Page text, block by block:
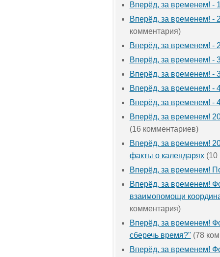
Вперёд, за временем! -
Вперёд, за временем! -
комментария)
Вперёд, за временем! -
Вперёд, за временем! -
Вперёд, за временем! -
Вперёд, за временем! -
Вперёд, за временем! -
Вперёд, за временем!
(16 комментариев)
Вперёд, за временем!
факты о календарях(10
Вперёд, за временем!
Вперёд, за временем!
взаимопомощи
комментария)
Вперёд, за временем!
сберечь время?" (78
Вперёд, за временем!